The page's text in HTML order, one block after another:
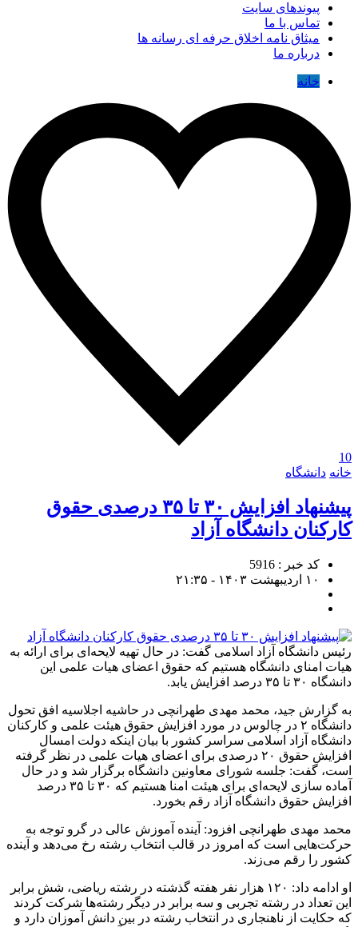
پیوندهای سایت
تماس با ما
میثاق نامه اخلاق حرفه ای رسانه ها
درباره ما
خانه
10
خانه دانشگاه
پیشنهاد افزایش ۳۰ تا ۳۵ درصدی حقوق
کارکنان دانشگاه آزاد
کد خبر : 5916
۱۰ اردیبهشت ۱۴۰۳ - ۲۱:۳۵
رئیس دانشگاه آزاد اسلامی گفت: در حال تهیه لایحه‌ای برای ارائه به
هیات امنای دانشگاه هستیم که حقوق اعضای هیات علمی این
دانشگاه ۳۰ تا ۳۵ درصد افزایش یابد.
به گزارش جید، محمد مهدی طهرانچی در حاشیه اجلاسیه افق تحول
دانشگاه ۲ در چالوس در مورد افزایش حقوق هیئت علمی و کارکنان
دانشگاه آزاد اسلامی سراسر کشور با بیان اینکه دولت امسال
افزایش حقوق ۲۰ درصدی برای اعضای هیات علمی در نظر گرفته
است، گفت: جلسه شورای معاونین دانشگاه برگزار شد و در حال
آماده سازی لایحه‌ای برای هیئت امنا هستیم که ۳۰ تا ۳۵ درصد
افزایش حقوق دانشگاه آزاد رقم بخورد.
محمد مهدی طهرانچی افزود: آینده آموزش عالی در گرو توجه به
حرکت‌هایی است که امروز در قالب انتخاب رشته رخ می‌دهد و آینده
کشور را رقم می‌زند.
او ادامه داد: ۱۲۰ هزار نفر هفته گذشته در رشته ریاضی، شش برابر
این تعداد در رشته تجربی و سه برابر در دیگر رشته‌ها شرکت کردند
که حکایت از ناهنجاری در انتخاب رشته در بین دانش آموزان دارد و